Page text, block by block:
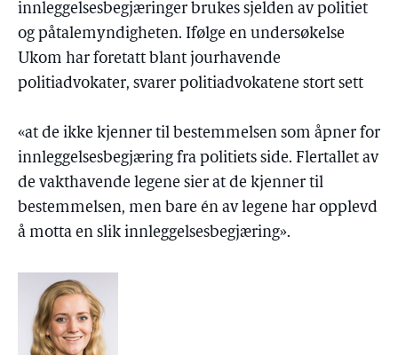
innleggelsesbegjæringer brukes sjelden av politiet
og påtalemyndigheten. Ifølge en undersøkelse
Ukom har foretatt blant jourhavende
politiadvokater, svarer politiadvokatene stort sett
«at de ikke kjenner til bestemmelsen som åpner for
innleggelsesbegjæring fra politiets side. Flertallet av
de vakthavende legene sier at de kjenner til
bestemmelsen, men bare én av legene har opplevd
å motta en slik innleggelsesbegjæring».